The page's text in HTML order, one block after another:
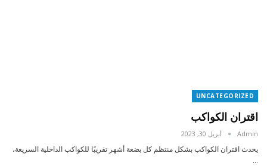
UNCATEGORIZED
اقتران الكواكب
Admin أبريل 30, 2023
يحدث اقتران الكواكب بشكل منتظم كل بضعة أشهر تقريبًا للكواكب الداخلية السريعة،
…